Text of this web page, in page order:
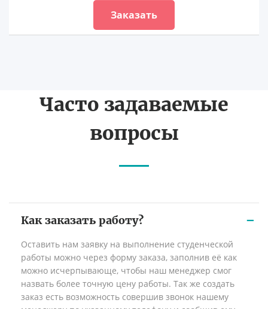
Заказать
Часто задаваемые
вопросы
Как заказать работу?
Оставить нам заявку на выполнение студенческой
работы можно через форму заказа, заполнив её как
можно исчерпывающе, чтобы наш менеджер смог
назвать более точную цену работы. Так же создать
заказ есть возможность совершив звонок нашему